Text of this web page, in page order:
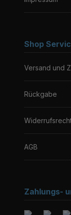
Shop
Versand und
Rückgabe
AGB
Zahlungs-